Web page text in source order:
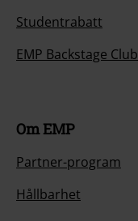
Studentrabatt
EMP Backstage Club
Om EMP
Partner-program
Hållbarhet